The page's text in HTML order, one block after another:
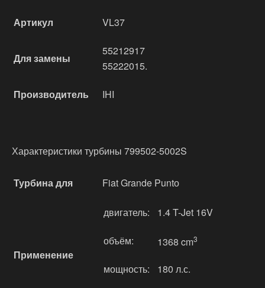
Артикул VL37
Для замены
55212917
55222015.
Производитель IHI
Характеристики турбины 799502-5002S
Турбина для Fiat Grande Puntо
Применение
двигатель: 1.4 T-Jet 16V
объём: 1368 cm3
мощность: 180 л.с.